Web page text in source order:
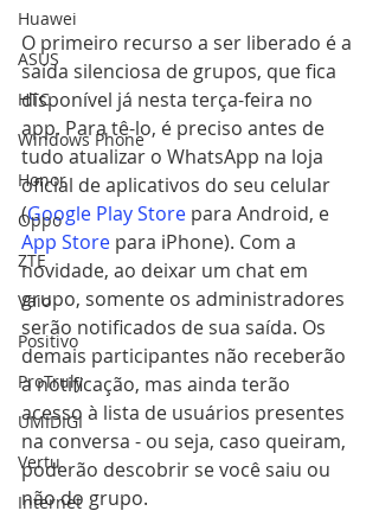
Huawei
ASUS
HTC
Windows Phone
Honor
Oppo
ZTE
Vaio
Positivo
ProTruly
UMIDIGI
Vertu
Internet
O primeiro recurso a ser liberado é a
saída silenciosa de grupos, que fica
disponível já nesta terça-feira no
app. Para tê-lo, é preciso antes de
tudo atualizar o WhatsApp na loja
oficial de aplicativos do seu celular
(Google Play Store para Android, e
App Store para iPhone). Com a
novidade, ao deixar um chat em
grupo, somente os administradores
serão notificados de sua saída. Os
demais participantes não receberão
a notificação, mas ainda terão
acesso à lista de usuários presentes
na conversa - ou seja, caso queiram,
poderão descobrir se você saiu ou
não do grupo.